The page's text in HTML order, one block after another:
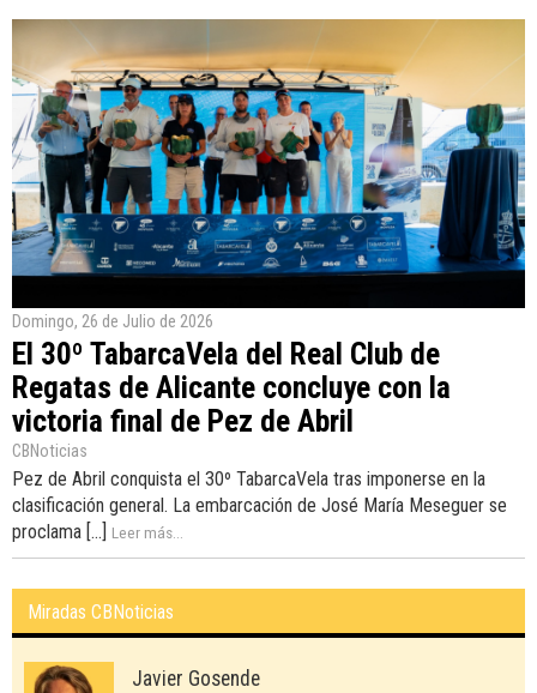
Domingo, 26 de Julio de 2026
El 30º TabarcaVela del Real Club de
Regatas de Alicante concluye con la
victoria final de Pez de Abril
CBNoticias
Pez de Abril conquista el 30º TabarcaVela tras imponerse en la
clasificación general. La embarcación de José María Meseguer se
proclama [...] Leer más...
Miradas CBNoticias
Javier Gosende